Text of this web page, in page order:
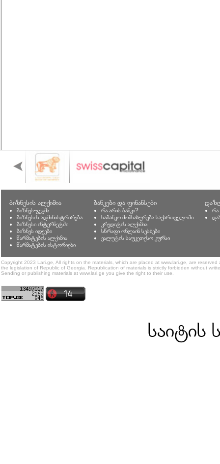
ბიზნესის ალქიმია
ბიზნეს-გეგმა
ბიზნესის ადმინისტრირება
ბიზნესი ინტერნეტში
ბიზნეს იდეები
წარმატების ალქიმია
წარმატების ისტორიები
ბანკები და ფინანსები
რა არის ბანკი?
საბანკო მომსახურება საქართველოში
კრედიტის ალქიმია
სწრაფი ონლაინ სესხები
ვალუტის საუკეთესო კურსი
რა
Copyright 2023 Lari.ge, All rights on the materials, which are placed at www.lari.ge, are
the legislation of Republic of Georgia. Republication of materials is strictly forbidden without
Sending or publishing materials at www.lari.ge you give the right to their use.
საიტის